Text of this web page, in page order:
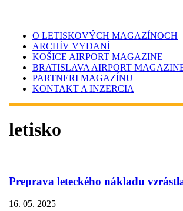
O LETISKOVÝCH MAGAZÍNOCH
ARCHÍV VYDANÍ
KOŠICE AIRPORT MAGAZINE
BRATISLAVA AIRPORT
PARTNERI MAGAZÍNU
KONTAKT A INZERCIA
letisko
Preprava leteckého nákladu
16. 05. 2025